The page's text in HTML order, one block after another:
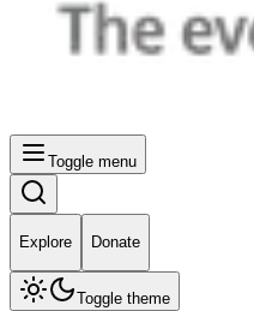
Toggle menu
Explore Donate
Toggle theme